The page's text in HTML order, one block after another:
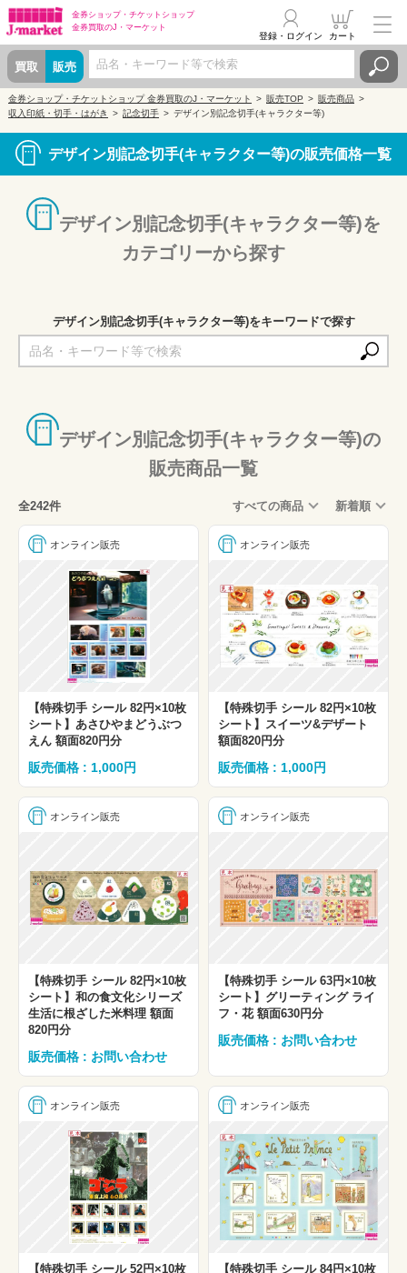
金券ショップ・ チケットショップ
金券買取のJ・マーケット
買取 販売
登録・ログイン カート
金券ショップ・チケットショップ 金券買取のJ・マーケット 販売TOP
販売商品
収入印紙・切手・はがき
記念切手 デザイン別記念切手(キャラクター等)
デザイン別記念切手(キャラクター等)の販売価格一覧
デザイン別記念切手(キャラクター等)を
カテゴリーから探す
デザイン別記念切手(キャラクター等)をキーワードで探す
デザイン別記念切手(キャラクター等)の
販売商品一覧
全242件 すべての商品 新着順
オンライン販売
【特殊切手 シール 82円×10枚
シート】あさひやまどうぶつ
えん 額面820円分
販売価格 : 1,000円
オンライン販売
【特殊切手 シール 82円×10枚
シート】スイーツ&デザート
額面820円分
販売価格 : 1,000円
オンライン販売
【特殊切手 シール 82円×10枚
シート】和の食文化シリーズ
生活に根ざした米料理 額面
820円分
販売価格 : お問い合わせ
オンライン販売
【特殊切手 シール 63円×10枚
シート】グリーティング ライ
フ・花 額面630円分
販売価格 : お問い合わせ
オンライン販売
【特殊切手 シール 52円×10枚
オンライン販売
【特殊切手 シール 84円×10枚